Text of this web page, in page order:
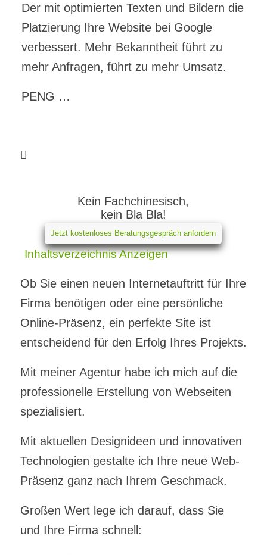
Der mit optimierten Texten und Bildern die
Platzierung Ihre Website bei Google
verbessert. Mehr Bekanntheit führt zu
mehr Anfragen, führt zu mehr Umsatz.
PENG …
Kein Fachchinesisch,
kein Bla Bla!
Jetzt kostenloses Beratungsgespräch anfordern
InhaltsverzeichnisAnzeigen
Ob Sie einen neuen Internetauftritt für Ihre
Firma benötigen oder eine persönliche
Online-Präsenz, ein perfekte Site ist
entscheidend für den Erfolg Ihres Projekts.
Mit meiner Agentur habe ich mich auf die
professionelle Erstellung von Webseiten
spezialisiert.
Mit aktuellen Designideen und innovativen
Technologien gestalte ich Ihre neue Web-
Präsenz ganz nach Ihrem Geschmack.
Großen Wert lege ich darauf, dass Sie
und Ihre Firma schnell: